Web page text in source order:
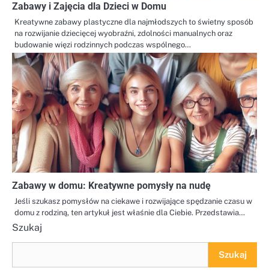
Zabawy i Zajęcia dla Dzieci w Domu
Kreatywne zabawy plastyczne dla najmłodszych to świetny sposób
na rozwijanie dziecięcej wyobraźni, zdolności manualnych oraz
budowanie więzi rodzinnych podczas wspólnego…
Zabawy w domu: Kreatywne pomysły na nudę
Jeśli szukasz pomysłów na ciekawe i rozwijające spędzanie czasu w
domu z rodziną, ten artykuł jest właśnie dla Ciebie. Przedstawia…
Szukaj
Szukaj